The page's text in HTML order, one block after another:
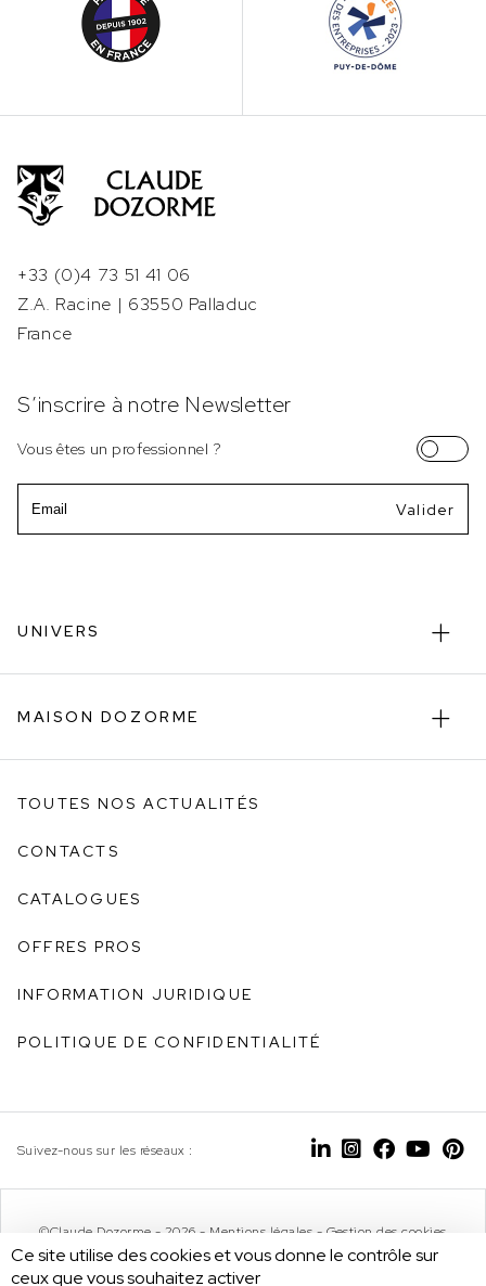
+33 (0)4 73 51 41 06
Z.A. Racine | 63550 Palladuc
France
S’inscrire à notre Newsletter
Vous êtes un professionnel ?
UNIVERS
MAISON DOZORME
TOUTES NOS ACTUALITÉS
CONTACTS
CATALOGUES
OFFRES PROS
INFORMATION JURIDIQUE
POLITIQUE DE CONFIDENTIALITÉ
Suivez-nous sur les réseaux :
©Claude Dozorme - 2026 - Mentions légales - Gestion des cookies
Ce site utilise des cookies et vous donne le contrôle sur
ceux que vous souhaitez activer